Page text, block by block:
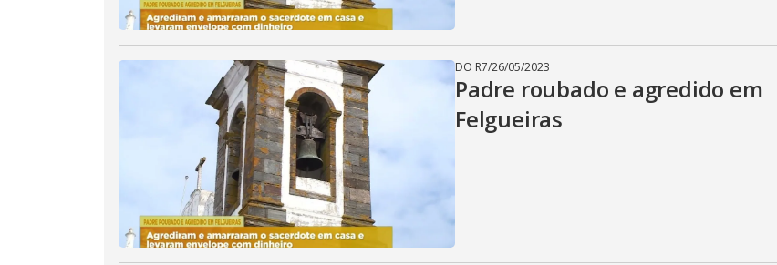
DO R7/26/05/2023
Padre roubado e agredido em
Felgueiras